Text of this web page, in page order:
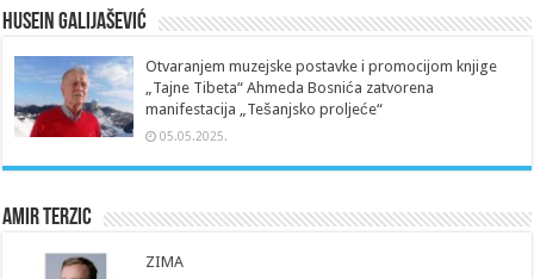
Husein Galijašević
Otvaranjem muzejske postavke i promocijom knjige
„Tajne Tibeta“ Ahmeda Bosnića zatvorena
manifestacija „Tešanjsko proljeće“
05.05.2025.
Amir Terzic
ZIMA